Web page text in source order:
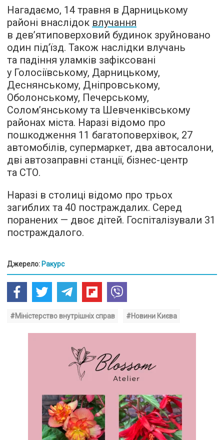
Нагадаємо, 14 травня в Дарницькому
районі внаслідок влучання
в дев’ятиповерховий будинок зруйновано
один під’їзд. Також наслідки влучань
та падіння уламків зафіксовані
у Голосіївському, Дарницькому,
Деснянському, Дніпровському,
Оболонському, Печерському,
Солом’янському та Шевченківському
районах міста. Наразі відомо про
пошкодження 11 багатоповерхівок, 27
автомобілів, супермаркет, два автосалони,
дві автозаправні станції, бізнес-центр
та СТО.
Наразі в столиці відомо про трьох
загиблих та 40 постраждалих. Серед
поранених — двоє дітей. Госпіталізували 31
постраждалого.
Джерело: Ракурс
#Міністерство внутрішніх справ #Новини Києва